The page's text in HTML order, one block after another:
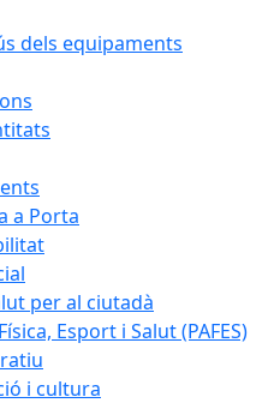
dels equipaments
a Porta
per al ciutadà
Esport i Salut (PAFES)
i cultura